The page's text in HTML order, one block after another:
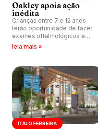
Oakley apoia ação
inédita
Crianças entre 7 e 12 anos
terão oportunidade de fazer
exames oftalmológicos e
receber par de óculos da
leia mais »
ITALO FERREIRA